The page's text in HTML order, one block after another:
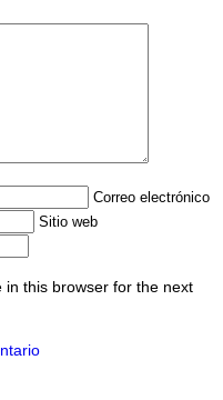
Correo electrónico
Sitio web
in this browser for the next